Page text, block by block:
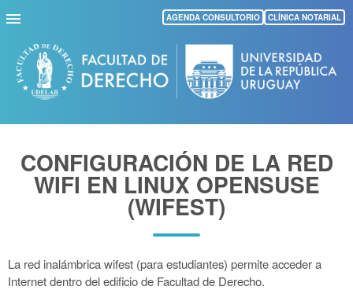
Pasar
al
contenido
principal
AGENDA CONSULTORIO CLÍNICA NOTARIAL
CONFIGURACIÓN DE LA RED
WIFI EN LINUX OPENSUSE
(WIFEST)
La red inalámbrica wifest (para estudiantes) permite acceder a
Internet dentro del edificio de Facultad de Derecho.